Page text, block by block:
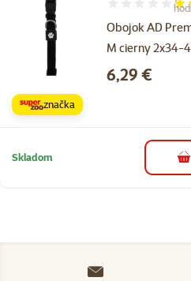
Obojok AD
M cierny 2x34-
Hodnotenie
Cena
6,29 €
značka
Skladom